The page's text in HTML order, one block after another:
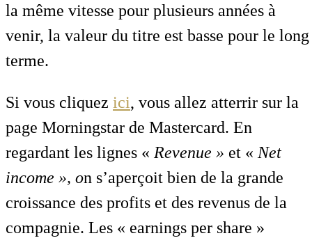
la même vitesse pour plusieurs années à
venir, la valeur du titre est basse pour le long
terme.
Si vous cliquez ici, vous allez atterrir sur la
page Morningstar de Mastercard. En
regardant les lignes « Revenue » et « Net
income », on s’aperçoit bien de la grande
croissance des profits et des revenus de la
compagnie. Les « earnings per share »